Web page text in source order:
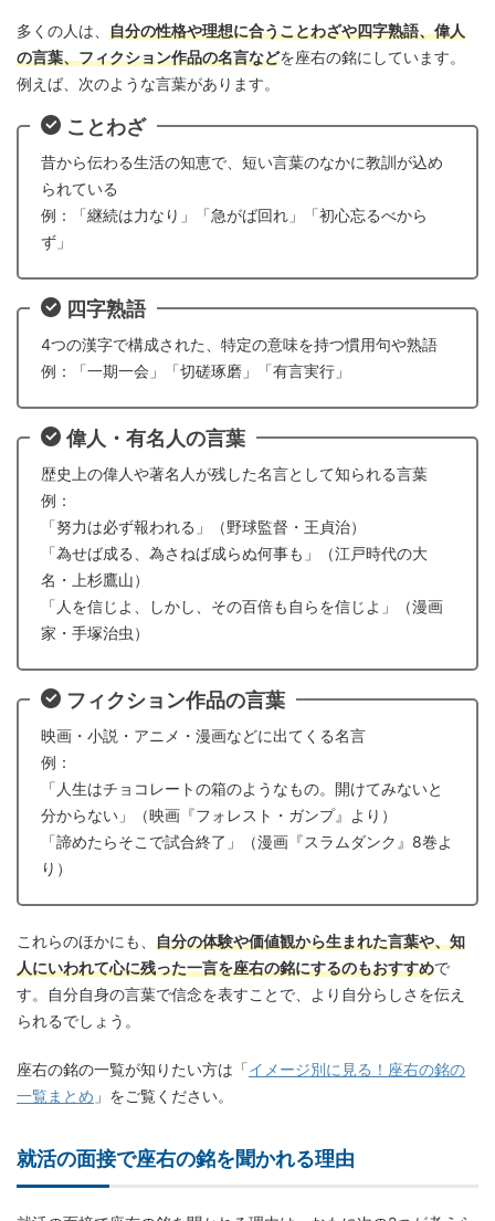
多くの人は、 自分の性格や理想に合うことわざや四字熟語、偉人
の言葉、フィクション作品の名言などを座右の銘にしています。
例えば、次のような言葉があります。
ことわざ
昔から伝わる生活の知恵で、短い言葉のなかに教訓が込め
られている
例：「継続は力なり」「急がば回れ」「初心忘るべから
ず」
四字熟語
4つの漢字で構成された、特定の意味を持つ慣用句や熟語
例：「一期一会」「切磋琢磨」「有言実行」
偉人・有名人の言葉
歴史上の偉人や著名人が残した名言として知られる言葉
例：
「努力は必ず報われる」（野球監督・王貞治）
「為せば成る、為さねば成らぬ何事も」（江戸時代の大
名・上杉鷹山）
「人を信じよ、しかし、その百倍も自らを信じよ」（漫画
家・手塚治虫）
フィクション作品の言葉
映画・小説・アニメ・漫画などに出てくる名言
例：
「人生はチョコレートの箱のようなもの。開けてみないと
分からない」（映画『フォレスト・ガンプ』より）
「諦めたらそこで試合終了」（漫画『スラムダンク』8巻よ
り）
これらのほかにも、 自分の体験や価値観から生まれた言葉や、知
人にいわれて心に残った一言を座右の銘にするのもおすすめで
す。自分自身の言葉で信念を表すことで、より自分らしさを伝え
られるでしょう。
座右の銘の一覧が知りたい方は「イメージ別に見る！座右の銘の
一覧まとめ 」をご覧ください。
就活の面接で座右の銘を聞かれる理由